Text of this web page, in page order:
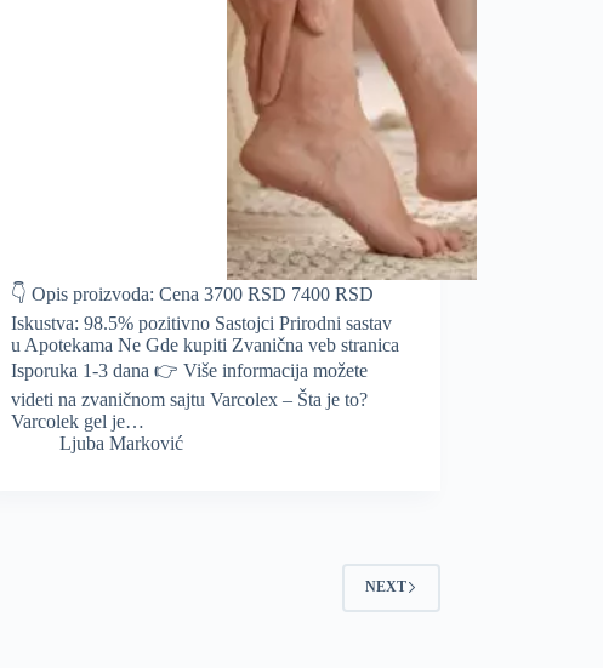
👇 Opis proizvoda: Cena 3700 RSD 7400 RSD
Iskustva: 98.5% pozitivno Sastojci Prirodni sastav
u Apotekama Ne Gde kupiti Zvanična veb stranica
Isporuka 1-3 dana 👉 Više informacija možete
videti na zvaničnom sajtu Varcolex – Šta je to?
Varcolek gel je…
Ljuba Marković
NEXT